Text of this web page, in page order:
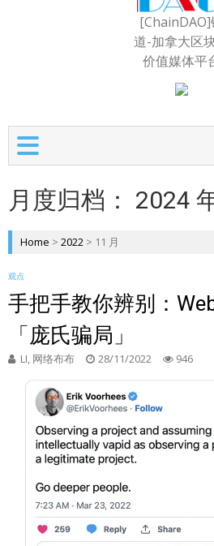
[ChainDAO]
道-加拿大区
价值媒体平
月度归档： 2024
Home > 2022 > 11 月
观点
手把手教你辨别：
「庞氏骗局」
LI, 网络布布 28/11/2022 946